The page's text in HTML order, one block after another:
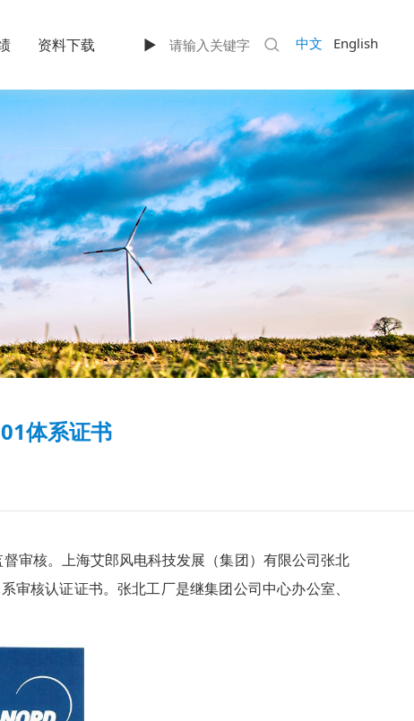
中文 English
资料下载 ►
体系证书
督审核。上海艾郎风电科技发展（集团）有限公司张北
审核认证证书。张北工厂是继集团公司中心办公室、